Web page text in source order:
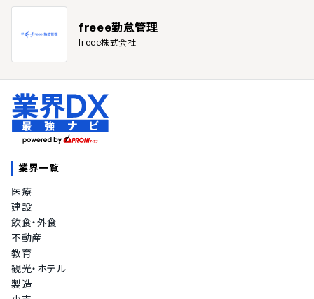
freee勤怠管理
freee株式会社
業界一覧
医療
建設
飲食・外食
不動産
教育
観光・ホテル
製造